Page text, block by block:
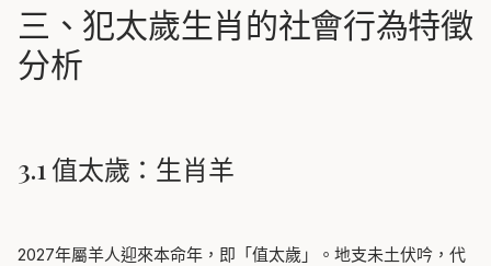
三、犯太歲生肖的社會行為特徵
分析
3.1 值太歲：生肖羊
2027年屬羊人迎來本命年，即「值太歲」。地支未土伏吟，代